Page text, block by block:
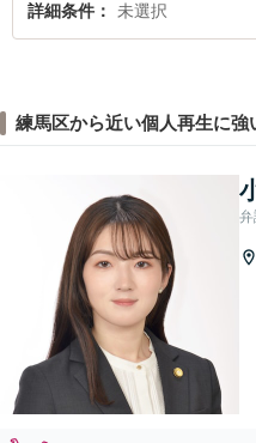
詳細条件 未選択
練馬区から近い個人再生に強